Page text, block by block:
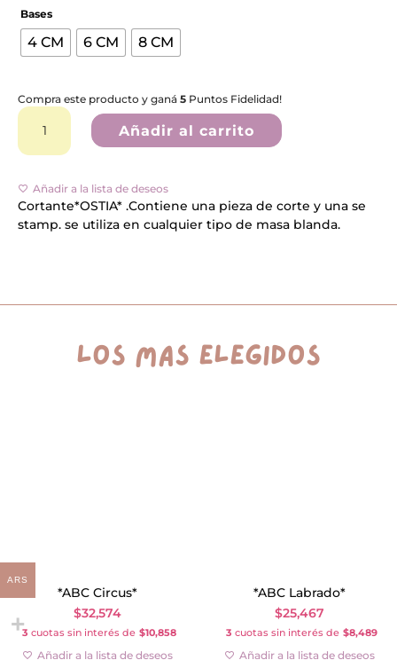
Bases
4 CM 6 CM 8 CM
Compra este producto y ganá5 Puntos Fidelidad!
Cortante
*OSTIA*
Añadir al carrito
t
e
n
e
Añadir a la lista de deseos
Cortante*OSTIA* .Contiene una pieza de corte y una se
stamp. se utiliza en cualquier tipo de masa blanda.
los más elegidos
*ABC Circus*
$32,574
3 cuotas sin interés de $10,858
Añadir a la lista de deseos
*ABC Labrado*
$25,467
3 cuotas sin interés de $8,489
Añadir a la lista de deseos
ARS